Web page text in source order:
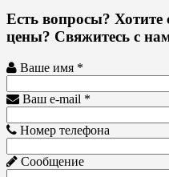
Есть вопросы? Хотите
цены? Свяжитесь с
Ваше имя *
Ваш e-mail *
Номер телефона
Сообщение